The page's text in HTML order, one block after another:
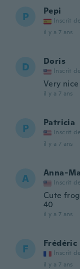
P Pepi
Inscrit
il y a 7 ans
D Doris
Inscrit
Very nice
il y a 7 ans
P Patricia
Inscrit
il y a 7 ans
A Anna-
Inscrit
Cute
40
il y a 7 ans
F Frédéric
Inscrit
il y a 7 ans